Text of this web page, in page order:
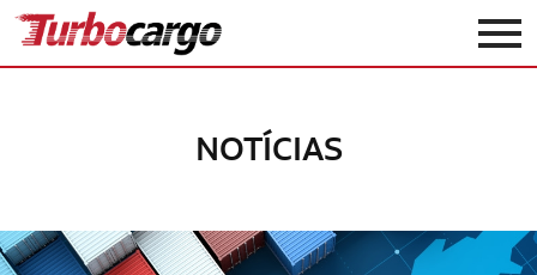
Turbocargo
NOTÍCIAS